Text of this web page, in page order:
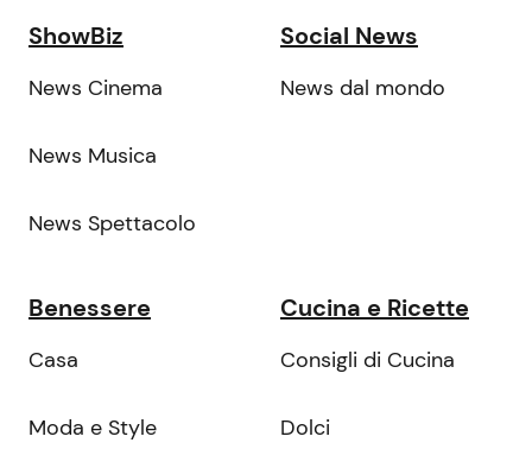
ShowBiz
News Cinema
News Musica
News Spettacolo
Social News
News dal mondo
Benessere
Casa
Moda e Style
Cucina e Ricette
Consigli di Cucina
Dolci